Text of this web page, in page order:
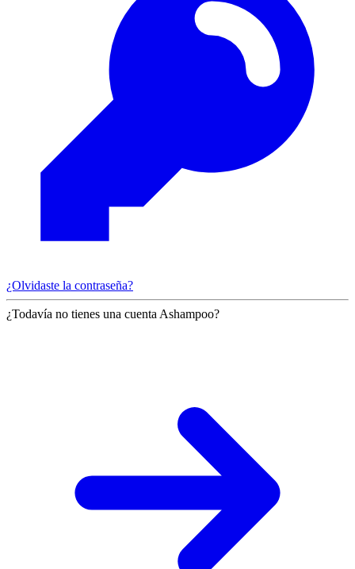
¿Olvidaste la contraseña?
¿Todavía no tienes una cuenta Ashampoo?